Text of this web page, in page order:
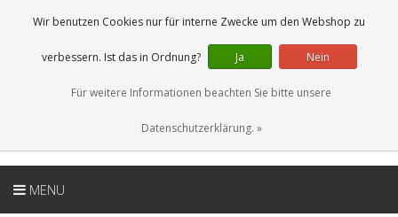
0 Artikel
DE
MENU
Wir benutzen Cookies nur für interne Zwecke um den Webshop zu
verbessern. Ist das in Ordnung? Ja Nein
Für weitere Informationen beachten Sie bitte unsere
Datenschutzerklärung. »